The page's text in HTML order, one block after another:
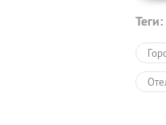
Теги: